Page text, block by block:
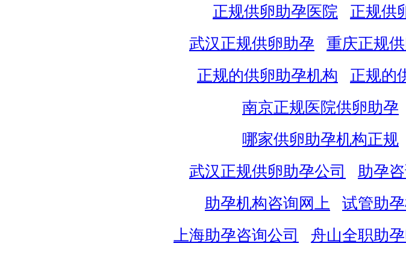
正规供卵助孕医院
正规供
武汉正规供卵助孕
重庆正规
正规的供卵助孕机构
正规的
南京正规医院供卵助孕
哪家供卵助孕机构正规
武汉正规供卵助孕公司
助孕
助孕机构咨询网上
试管助
上海助孕咨询公司
舟山全职助